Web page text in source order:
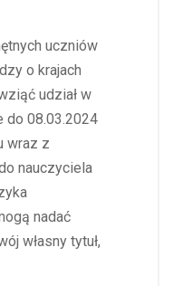
uczniów
o krajach
udział w
do 08.03.2024
wraz z
nauczyciela
nadać
własny tytuł,